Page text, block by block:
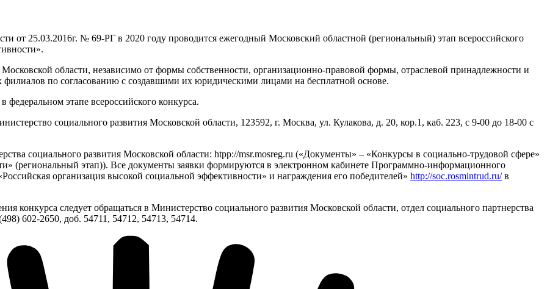
от 25.03.2016г. № 69-РГ в 2020 году проводится ежегодный Московский областной (региональный) этап всероссийского
области, независимо от формы собственности, организационно-правовой формы, отраслевой принадлежности и
филиалов по согласованию с создавшими их юридическими лицами на бесплатной основе.
этапе всероссийского конкурса.
социального развития Московской области, 123592, г. Москва, ул. Кулакова, д. 20, кор.1, каб. 223, с 9-00 до 18-00 с
социального развития Московской области: htpp://msr.mosreg.ru («Документы» – «Конкурсы в социально-трудовой сфере»
(региональный этап)). Все документы заявки формируются в электронном кабинете Программно-информационного
организация высокой социальной эффективности» и награждения его победителей» http://soc.rosmintrud.ru/в
конкурса следует обращаться в Министерство социального развития Московской области, отдел социального партнерства
602-2650, доб. 54711, 54712, 54713, 54714.